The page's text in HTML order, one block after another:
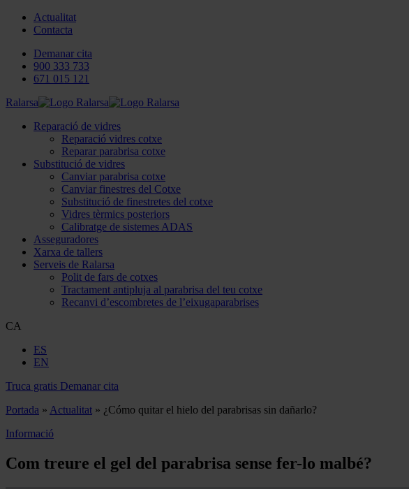
Actualitat
Contacta
Demanar cita
900 333 733
671 015 121
Ralarsa
Reparació de vidres
Reparació vidres cotxe
Reparar parabrisa cotxe
Substitució de vidres
Canviar parabrisa cotxe
Canviar finestres del Cotxe
Substitució de finestretes del cotxe
Vidres tèrmics posteriors
Calibratge de sistemes ADAS
Asseguradores
Xarxa de tallers
Serveis de Ralarsa
Polit de fars de cotxes
Tractament antipluja al parabrisa del teu cotxe
Recanvi d’escombretes de l’eixugaparabrises
CA
ES
EN
Truca gratis Demanar cita
Portada » Actualitat » ¿Cómo quitar el hielo del parabrisas sin dañarlo?
Informació
Com treure el gel del parabrisa sense fer-lo malbé?